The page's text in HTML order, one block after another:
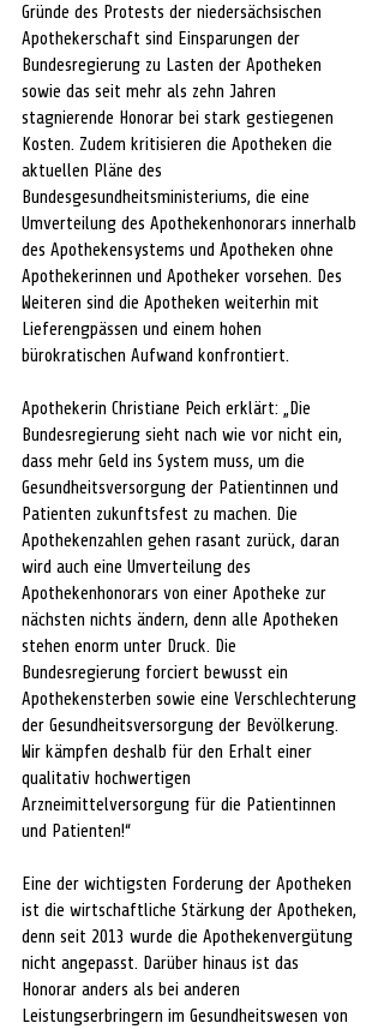
Gründe des Protests der niedersächsischen
Apothekerschaft sind Einsparungen der
Bundesregierung zu Lasten der Apotheken
sowie das seit mehr als zehn Jahren
stagnierende Honorar bei stark gestiegenen
Kosten. Zudem kritisieren die Apotheken die
aktuellen Pläne des
Bundesgesundheitsministeriums, die eine
Umverteilung des Apothekenhonorars innerhalb
des Apothekensystems und Apotheken ohne
Apothekerinnen und Apotheker vorsehen. Des
Weiteren sind die Apotheken weiterhin mit
Lieferengpässen und einem hohen
bürokratischen Aufwand konfrontiert.
Apothekerin Christiane Peich erklärt: „Die
Bundesregierung sieht nach wie vor nicht ein,
dass mehr Geld ins System muss, um die
Gesundheitsversorgung der Patientinnen und
Patienten zukunftsfest zu machen. Die
Apothekenzahlen gehen rasant zurück, daran
wird auch eine Umverteilung des
Apothekenhonorars von einer Apotheke zur
nächsten nichts ändern, denn alle Apotheken
stehen enorm unter Druck. Die
Bundesregierung forciert bewusst ein
Apothekensterben sowie eine Verschlechterung
der Gesundheitsversorgung der Bevölkerung.
Wir kämpfen deshalb für den Erhalt einer
qualitativ hochwertigen
Arzneimittelversorgung für die Patientinnen
und Patienten!“
Eine der wichtigsten Forderung der Apotheken
ist die wirtschaftliche Stärkung der Apotheken,
denn seit 2013 wurde die Apothekenvergütung
nicht angepasst. Darüber hinaus ist das
Honorar anders als bei anderen
Leistungserbringern im Gesundheitswesen von